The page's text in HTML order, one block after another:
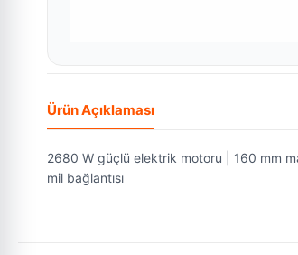
Ürün Açıklaması
2680 W güçlü elektrik motoru | 160 mm
mil bağlantısı